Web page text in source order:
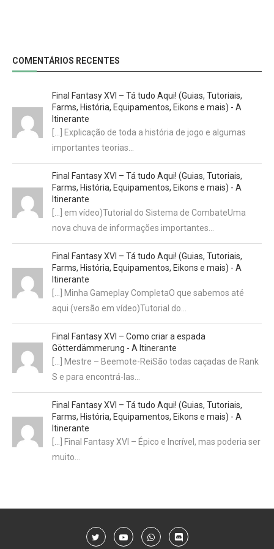
COMENTÁRIOS RECENTES
Final Fantasy XVI – Tá tudo Aqui! (Guias, Tutoriais,
Farms, História, Equipamentos, Eikons e mais) - A
Itinerante
[…] Explicação de toda a história de jogo e algumas
importantes teorias…
Final Fantasy XVI – Tá tudo Aqui! (Guias, Tutoriais,
Farms, História, Equipamentos, Eikons e mais) - A
Itinerante
[…] em vídeo)Tutorial do Sistema de CombateUma
nova chuva de informações importantes…
Final Fantasy XVI – Tá tudo Aqui! (Guias, Tutoriais,
Farms, História, Equipamentos, Eikons e mais) - A
Itinerante
[…] Minha Gameplay CompletaO que sabemos até
aqui (versão em vídeo)Tutorial do…
Final Fantasy XVI – Como criar a espada
Götterdämmerung - A Itinerante
[…] Mestre – Beemote-ReiSão todas caçadas de Rank
S e para encontrá-las…
Final Fantasy XVI – Tá tudo Aqui! (Guias, Tutoriais,
Farms, História, Equipamentos, Eikons e mais) - A
Itinerante
[…] Final Fantasy XVI – Épico e Incrível, mas poderia ser
muito…